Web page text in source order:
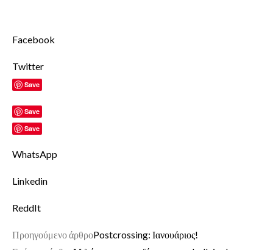
Facebook
Twitter
Save
Save
Save
WhatsApp
Linkedin
ReddIt
Προηγούμενο άρθροPostcrossing: Ιανουάριος!